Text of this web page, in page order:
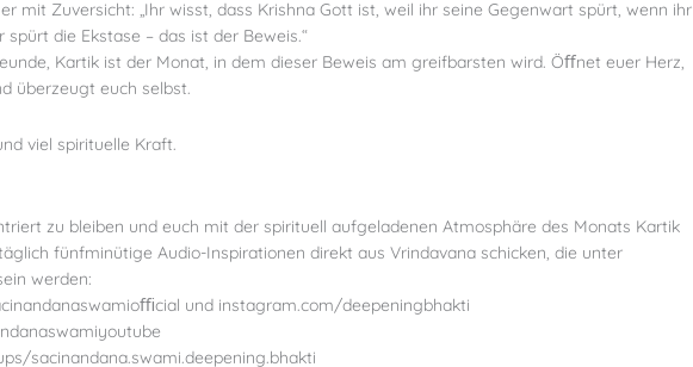
mit Zuversicht: „Ihr wisst, dass Krishna Gott ist, weil ihr seine Gegenwart spürt, wenn ihr
die Ekstase – das ist der Beweis.“
Kartik ist der Monat, in dem dieser Beweis am greifbarsten wird. Öﬀnet euer Herz,
überzeugt euch selbst.
viel spirituelle Kraft.
zu bleiben und euch mit der spirituell aufgeladenen Atmosphäre des Monats Kartik
fünfminütige Audio-Inspirationen direkt aus Vrindavana schicken, die unter
werden:
und instagram.com/deepeningbhakti
sacinandana.swami.deepening.bhakti